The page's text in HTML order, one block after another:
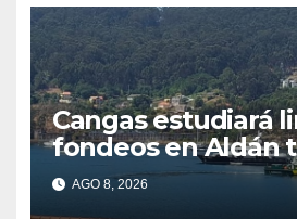
Cangas estudiará
fondeos en Aldán
últimos episodios
contaminación en
AGO 8, 2026